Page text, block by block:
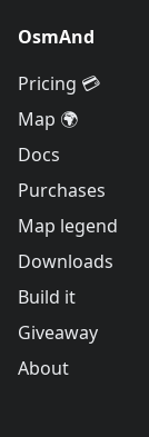
OsmAnd
Pricing 💳
Map 🌍
Docs
Purchases
Map legend
Downloads
Build it
Giveaway
About